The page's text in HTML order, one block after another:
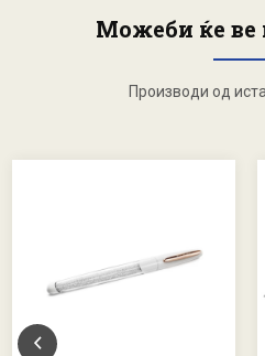
Можеби ќе ве
Производи од